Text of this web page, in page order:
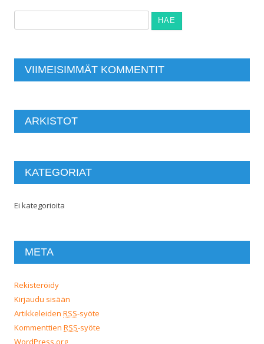
VIIMEISIMMÄT KOMMENTIT
ARKISTOT
KATEGORIAT
Ei kategorioita
META
Rekisteröidy
Kirjaudu sisään
Artikkeleiden RSS-syöte
Kommenttien RSS-syöte
WordPress.org